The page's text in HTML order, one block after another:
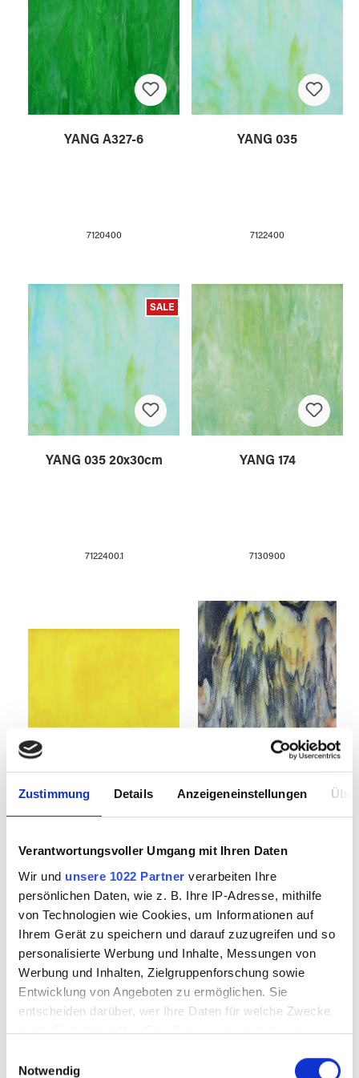
Zustimmung Details Anzeigeneinstellungen
Verantwortungsvoller Umgang mit Ihren Daten
Wir und unsere 1022 Partner verarbeiten Ihre
persönlichen Daten, wie z. B. Ihre IP-Adresse, mithilfe
von Technologien wie Cookies, um Informationen auf
Ihrem Gerät zu speichern und darauf zuzugreifen und so
personalisierte Werbung und Inhalte, Messungen von
Werbung und Inhalten, Zielgruppenforschung sowie
Entwicklung von Angeboten zu ermöglichen. Sie
entscheiden darüber, wer Ihre Daten für welche Zwecke
nutzt. Sie können Ihre Einwilligung jederzeit über die
Trigger Symbol ändern oder widerrufen
Notwendig
YANG A327-6
7120400
YANG 035
7122400
SALE
YANG 035 20x30cm
7122400.1
YANG 174
7130900
7170700
58-Koi Fish
7200058